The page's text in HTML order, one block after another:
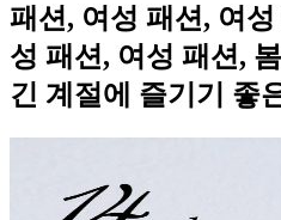
패션, 여성 패션, 여
성 패션, 여성 패션,
긴 계절에 즐기기 좋